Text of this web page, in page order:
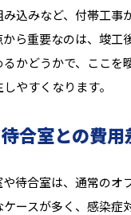
込みなど、付帯工事
ら重要なのは、竣工
かどうかで、ここを
やすくなります。
合室との費
待合室は、通常のオ
ースが多く、感染症